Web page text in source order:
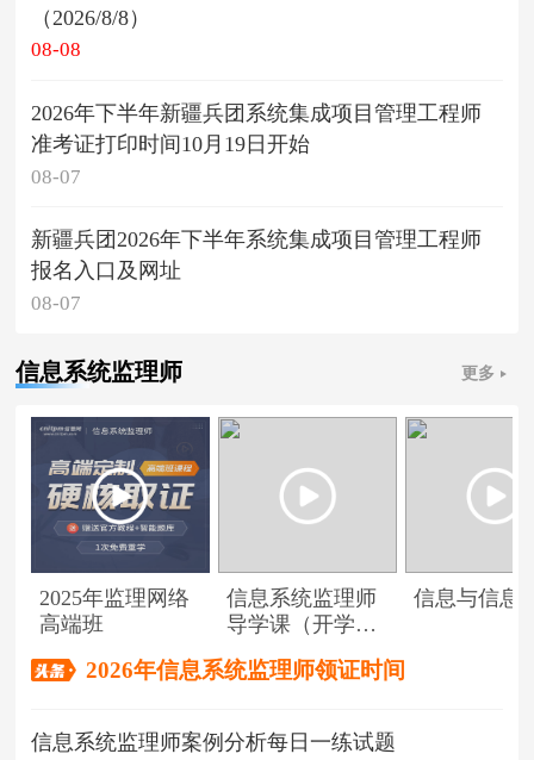
（2026/8/8）
08-08
2026年下半年新疆兵团系统集成项目管理工程师
准考证打印时间10月19日开始
08-07
新疆兵团2026年下半年系统集成项目管理工程师
报名入口及网址
08-07
信息系统监理师 更多
2025年监理网络
高端班
信息系统监理师
导学课（开学典
信息与信息
2026年信息系统监理师领证时间
信息系统监理师案例分析每日一练试题